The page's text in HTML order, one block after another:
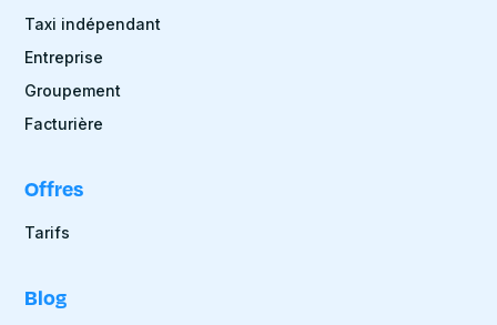
Taxi indépendant
Entreprise
Groupement
Facturière
Offres
Tarifs
Blog